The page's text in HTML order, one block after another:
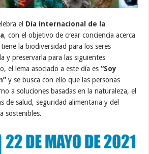
el Día internacional de la
, con el objetivo de crear conciencia acerca
la biodiversidad para los seres
y preservarla para las siguientes
el lema asociado a este día es“Soy
y se busca con ello que las personas
a soluciones basadas en la naturaleza, el
de salud, seguridad alimentaria y del
sostenibles.